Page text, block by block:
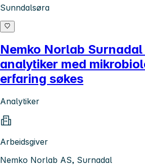
Sunndalsøra
Nemko Norlab Surnadal
analytiker med
erfaring søkes
Analytiker
Arbeidsgiver
Nemko Norlab AS, Surnadal